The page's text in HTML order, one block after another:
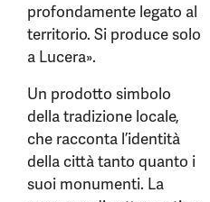
profondamente legato al
territorio. Si produce solo
a Lucera».
Un prodotto simbolo
della tradizione locale,
che racconta l’identità
della città tanto quanto i
suoi monumenti. La